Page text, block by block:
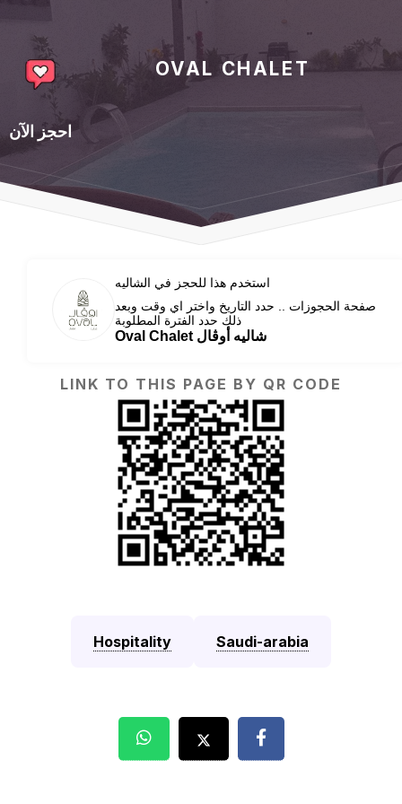
OVAL CHALET
احجز الآن
استخدم هذا للحجز في الشاليه
صفحة الحجوزات .. حدد التاريخ واختر اي وقت وبعد
ذلك حدد الفترة المطلوبة
Oval Chalet شاليه أوڤال
LINK TO THIS PAGE BY QR CODE
Hospitality Saudi-arabia